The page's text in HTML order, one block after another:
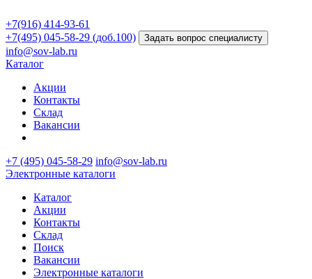
+7(916) 414-93-61
+7(495) 045-58-29 (доб.100)
Задать вопрос специалисту
info@sov-lab.ru
Каталог
Акции
Контакты
Склад
Вакансии
+7 (495) 045-58-29 info@sov-lab.ru
Электронные каталоги
Каталог
Акции
Контакты
Склад
Поиск
Вакансии
Электронные каталоги